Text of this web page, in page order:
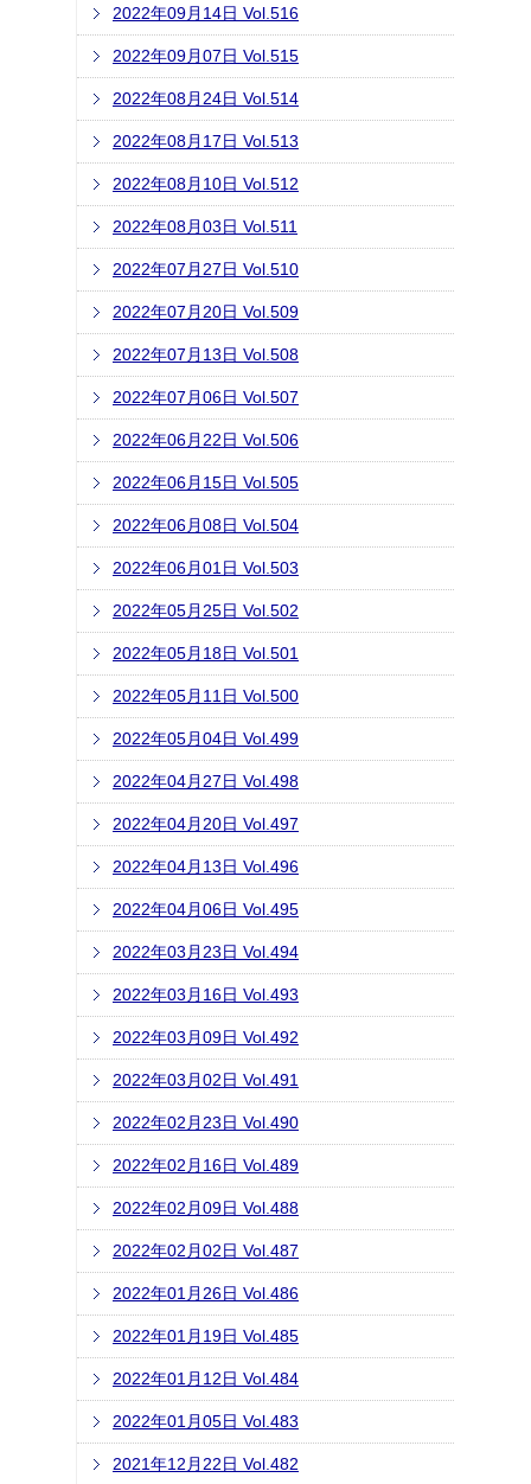
2022年09月14日 Vol.516
2022年09月07日 Vol.515
2022年08月24日 Vol.514
2022年08月17日 Vol.513
2022年08月10日 Vol.512
2022年08月03日 Vol.511
2022年07月27日 Vol.510
2022年07月20日 Vol.509
2022年07月13日 Vol.508
2022年07月06日 Vol.507
2022年06月22日 Vol.506
2022年06月15日 Vol.505
2022年06月08日 Vol.504
2022年06月01日 Vol.503
2022年05月25日 Vol.502
2022年05月18日 Vol.501
2022年05月11日 Vol.500
2022年05月04日 Vol.499
2022年04月27日 Vol.498
2022年04月20日 Vol.497
2022年04月13日 Vol.496
2022年04月06日 Vol.495
2022年03月23日 Vol.494
2022年03月16日 Vol.493
2022年03月09日 Vol.492
2022年03月02日 Vol.491
2022年02月23日 Vol.490
2022年02月16日 Vol.489
2022年02月09日 Vol.488
2022年02月02日 Vol.487
2022年01月26日 Vol.486
2022年01月19日 Vol.485
2022年01月12日 Vol.484
2022年01月05日 Vol.483
2021年12月22日 Vol.482